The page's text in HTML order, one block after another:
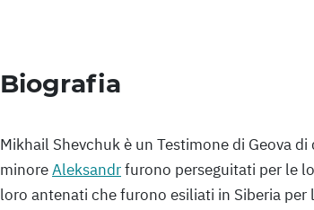
Biografia
Mikhail Shevchuk è un Testimone di Geova
minoreAleksandrfurono perseguitati per le
loro antenati che furono esiliati in Siberia per